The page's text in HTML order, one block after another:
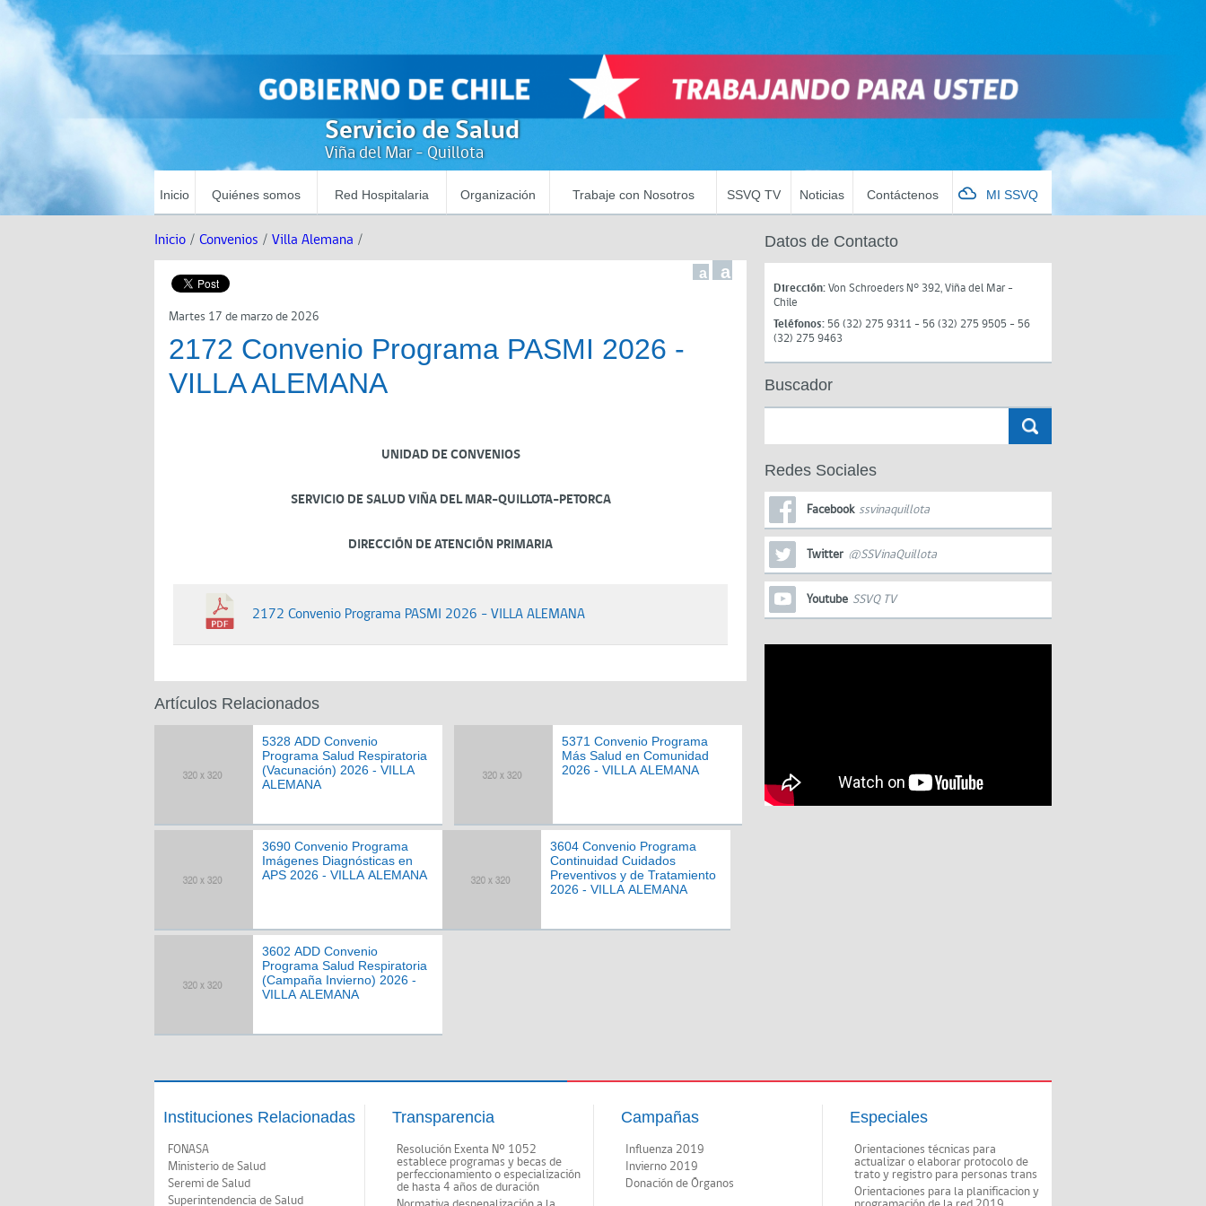
Servicio de Salud
Viña del Mar - Quillota
Inicio Quiénes somos Red Hospitalaria Organización Trabaje con Nosotros SSVQ TV Noticias Contáctenos MI SSVQ
Inicio / Convenios / Villa Alemana /
a a
Martes 17 de marzo de 2026
2172 Convenio Programa PASMI 2026 -
VILLA ALEMANA
UNIDAD DE CONVENIOS
SERVICIO DE SALUD VIÑA DEL MAR-QUILLOTA-PETORCA
DIRECCIÓN DE ATENCIÓN PRIMARIA
2172 Convenio Programa PASMI 2026 - VILLA ALEMANA
Artículos Relacionados
5328 ADD Convenio
Programa Salud Respiratoria
(Vacunación) 2026 - VILLA
ALEMANA
5371 Convenio Programa
Más Salud en Comunidad
2026 - VILLA ALEMANA
3690 Convenio Programa
Imágenes Diagnósticas en
APS 2026 - VILLA ALEMANA
3604 Convenio Programa
Continuidad Cuidados
Preventivos y de Tratamiento
2026 - VILLA ALEMANA
3602 ADD Convenio
Programa Salud Respiratoria
(Campaña Invierno) 2026 -
VILLA ALEMANA
Datos de Contacto
Dirección:Von Schroeders N° 392, Viña del Mar -
Chile
Teléfonos: 56 (32) 275 9311 - 56 (32) 275 9505 - 56
(32) 275 9463
Buscador
Redes Sociales
Facebook ssvinaquillota
Twitter @SSVinaQuillota
Youtube SSVQ TV
Instituciones Relacionadas
FONASA
Ministerio de Salud
Seremi de Salud
Superintendencia de Salud
Transparencia
Resolución Exenta Nº 1052
establece programas y becas de
perfeccionamiento o especialización
de hasta 4 años de duración
Campañas
Influenza 2019
Invierno 2019
Donación de Órganos
Especiales
Orientaciones técnicas para
actualizar o elaborar protocolo de
trato y registro para personas trans
Orientaciones para la planificacion y